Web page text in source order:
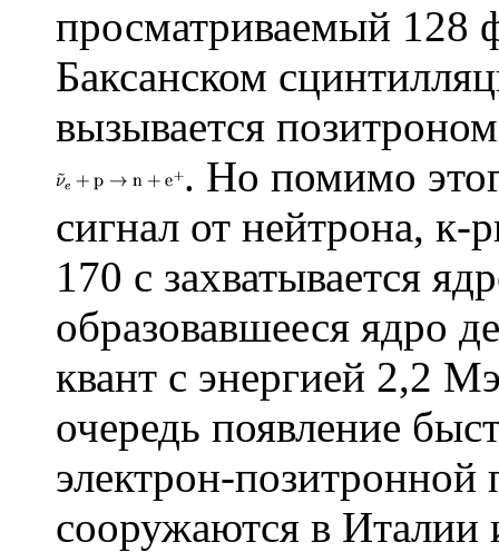
просматриваемый 128
Баксанском
вызывается
. Но помимо
сигнал от нейтрона, к-
170 с захватывается
образовавшееся ядро
квант с энергией 2,2
очередь появление
электрон-
сооружаются в